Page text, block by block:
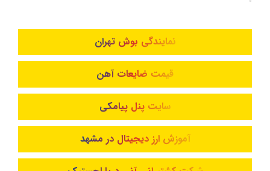
نمایندگی بوش تهران
قیمت ضایعات آهن
سایت پنل پیامکی
آموزش ارز دیجیتال در مشهد